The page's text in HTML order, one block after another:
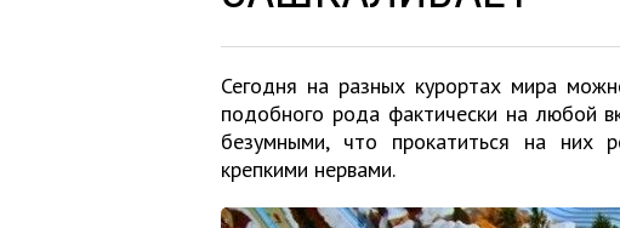
Сегодня на разных курортах мира
подобного рода фактически на любой
безумными, что прокатиться на них
крепкими нервами.